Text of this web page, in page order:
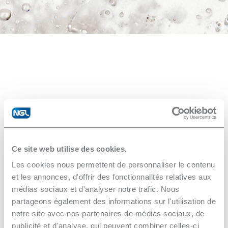
Ce site web utilise des cookies.
Les cookies nous permettent de personnaliser le contenu
et les annonces, d'offrir des fonctionnalités relatives aux
médias sociaux et d'analyser notre trafic. Nous
partageons également des informations sur l'utilisation de
notre site avec nos partenaires de médias sociaux, de
publicité et d'analyse, qui peuvent combiner celles-ci
GALVEX 18.01
Detergente liquido alcalino per la rimozione di
paste lucidanti, oli solubili e leggero
inquinamentoda ultrasuoni.
Regolamenti